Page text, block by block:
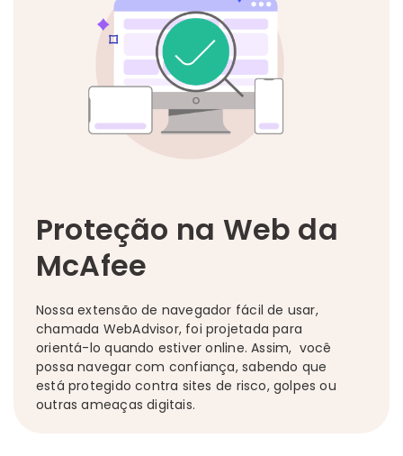
Proteção na Web da
McAfee
Nossa extensão de navegador fácil de usar,
chamada WebAdvisor, foi projetada para
orientá-lo quando estiver online. Assim, você
possa navegar com confiança, sabendo que
está protegido contra sites de risco, golpes ou
outras ameaças digitais.